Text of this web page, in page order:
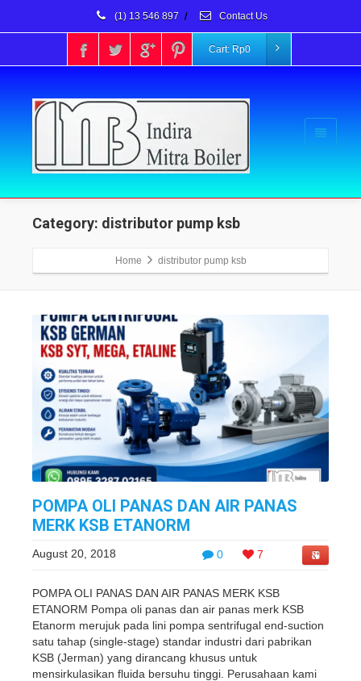
(1) 13 546 897 / Contact Us
Cart: Rp0
Category: distributor pump ksb
Home distributor pump ksb
POMPA OLI PANAS DAN AIR PANAS
MERK KSB ETANORM
0 7
August 20, 2018
POMPA OLI PANAS DAN AIR PANAS MERK KSB
ETANORM Pompa oli panas dan air panas merk KSB
Etanorm merujuk pada lini pompa sentrifugal end-suction
satu tahap (single-stage) standar industri dari pabrikan
KSB (Jerman) yang dirancang khusus untuk
mensirkulasikan fluida bersuhu tinggi. Perusahaan kami